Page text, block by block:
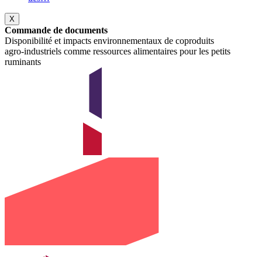
X
Commande de documents
Disponibilité et impacts environnementaux de coproduits
agro‑industriels comme ressources alimentaires pour les petits
ruminants